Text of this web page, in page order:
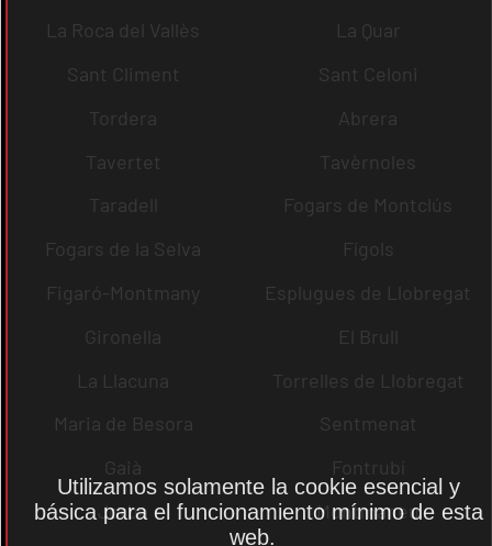
La Roca del Vallès
La Quar
Sant Climent
Sant Celoni
Tordera
Abrera
Tavertet
Tavèrnoles
Taradell
Fogars de Montclús
Fogars de la Selva
Fígols
Figaró-Montmany
Esplugues de Llobregat
Gironella
El Brull
La Llacuna
Torrelles de Llobregat
Maria de Besora
Sentmenat
Gaià
Fontrubí
Jorba
Montmaneu
Utilizamos solamente la cookie esencial y
básica para el funcionamiento mínimo de esta
web.